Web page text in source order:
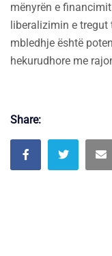
mënyrën e
liberalizimin e tregut
mbledhje është
hekurudhore me
Share: